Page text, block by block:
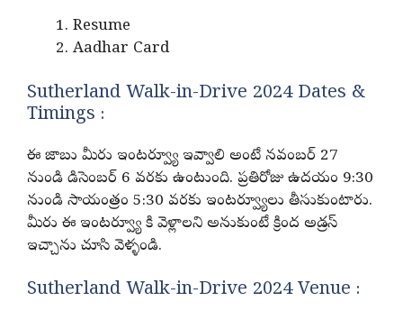
Resume
Aadhar Card
Sutherland Walk-in-Drive 2024 Dates &
Timings :
ఈ జాబు మీరు ఇంటర్వ్యూ ఇవ్వాలి అంటే నవంబర్ 27
నుండి డిసెంబర్ 6 వరకు ఉంటుంది. ప్రతిరోజు ఉదయం 9:30
నుండి సాయంత్రం 5:30 వరకు ఇంటర్వ్యూలు తీసుకుంటారు.
మీరు ఈ ఇంటర్వ్యూ కి వెళ్లాలని అనుకుంటే క్రింద అడ్రస్
ఇచ్చాను చూసి వెళ్ళండి.
Sutherland Walk-in-Drive 2024 Venue :